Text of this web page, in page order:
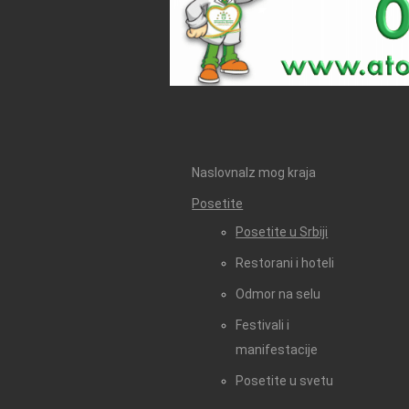
Naslovna Iz mog kraja
Posetite
Posetite u Srbiji
Restorani i hoteli
Odmor na selu
Festivali i
manifestacije
Posetite u svetu